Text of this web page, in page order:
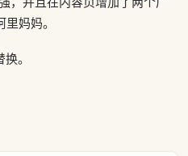
妈妈。
。